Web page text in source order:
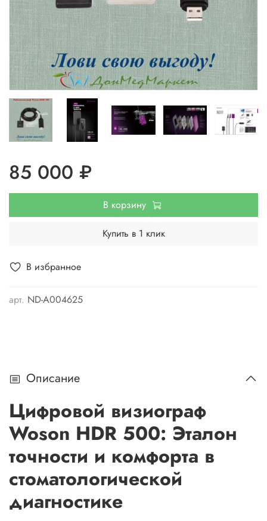
В избранное
арт. ND-A004625
85 000 ₽
В корзину
Купить в 1 клик
Описание
Цифровой визиограф
Woson HDR 500: Эталон
точности и комфорта в
стоматологической
диагностике